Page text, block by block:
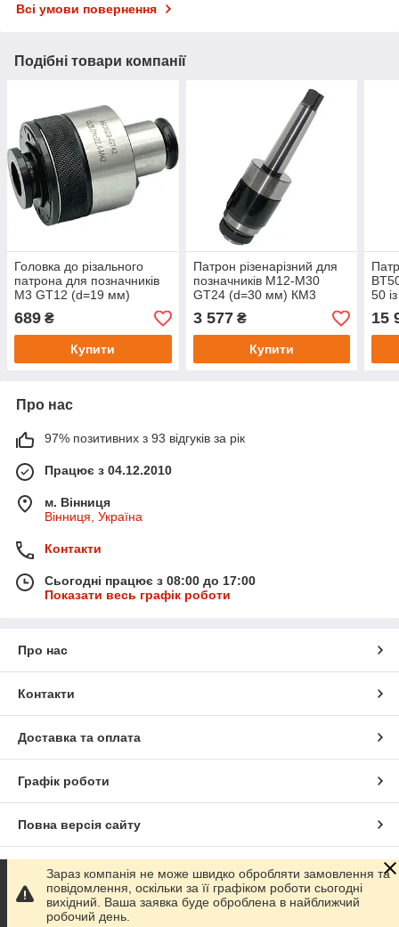
Всі умови повернення
Подібні товари компанії
Головка до різального
патрона для позначників
М3 GT12 (d=19 мм)
GRIFF
689 ₴
Купити
Патрон різенарізний для
позначників М12-М30
GT24 (d=30 мм) КМ3
GRIFF
3 577₴
Купити
50
20,
34)
15
Про нас
97% позитивних з 93 відгуків за рік
Працює з 04.12.2010
м. Вінниця
Вінниця, Україна
Контакти
Сьогодні працює з 08:00 до 17:00
Показати весь графік роботи
Про нас
Контакти
Доставка та оплата
Графік роботи
Повна версія сайту
Сайт створено на маркетплейсіProm.ua
Політика конфіденційності
Зараз компанія не може швидко обробляти замовлення та
повідомлення, оскільки за її графіком роботи сьогодні
вихідний. Ваша заявка буде оброблена в найближчий
робочий день.